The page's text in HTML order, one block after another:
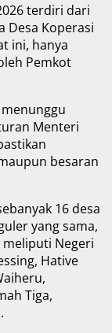
terdiri dari
Desa Koperasi
ini, hanya
Pemkot
Menteri
besaran
16 desa
yang sama,
meliputi Negeri
Hative
Tiga,